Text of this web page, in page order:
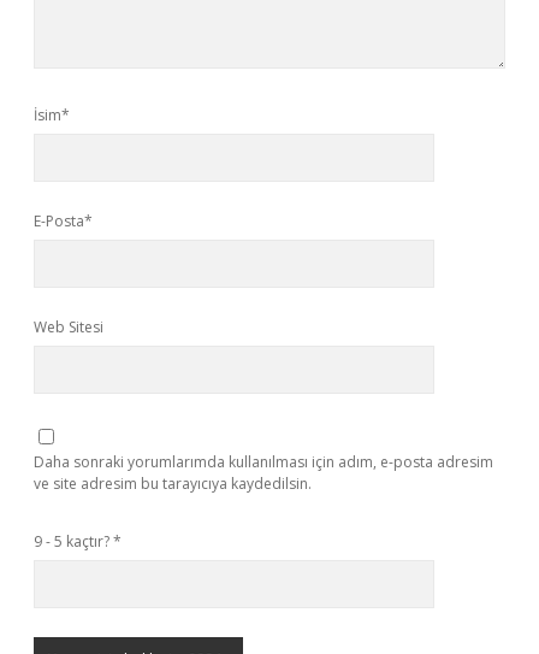
İsim*
E-Posta*
Web Sitesi
Daha sonraki yorumlarımda kullanılması için adım, e-posta adresim
ve site adresim bu tarayıcıya kaydedilsin.
9 - 5 kaçtır?*